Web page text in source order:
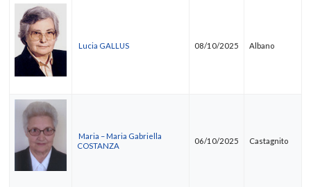
Lucia GALLUS 08/10/2025 Albano
Maria – Maria Gabriella
COSTANZA
06/10/2025 Castagnito